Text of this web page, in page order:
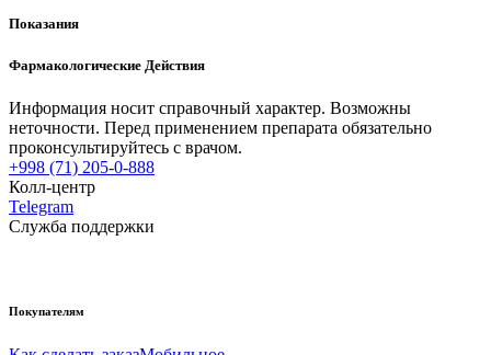
Показания
Фармакологические Действия
Информация носит справочный характер. Возможны
неточности. Перед применением препарата обязательно
проконсультируйтесь с врачом.
+998 (71) 205-0-888
Колл-центр
Telegram
Служба поддержки
Покупателям